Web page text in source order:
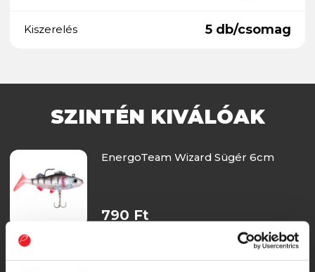
Kiszerelés 5 db/csomag
SZINTÉN KIVÁLÓAK
EnergoTeam Wizard Sügér 6cm
790 Ft